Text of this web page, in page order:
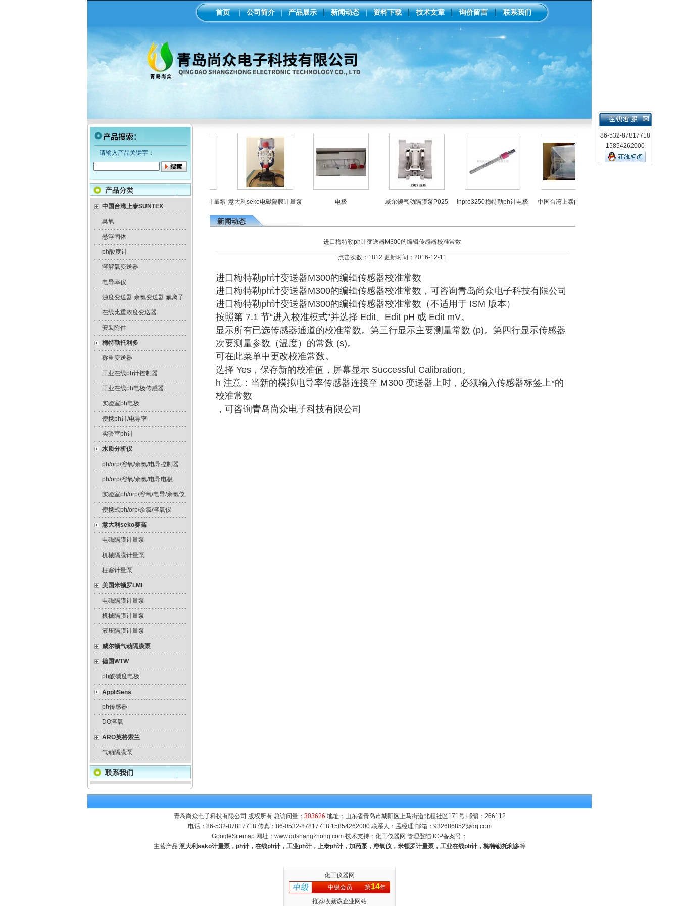
首页 公司简介 产品展示 新闻动态 资料下载 技术文章 询价留言 联系我们
请输入产品关键字：
产品分类
中国台湾上泰SUNTEX
臭氧
悬浮固体
ph酸度计
溶解氧变送器
电导率仪
浊度变送器 余氯变送器 氟离子
在线比重浓度变送器
安装附件
梅特勒托利多
称重变送器
工业在线ph计控制器
工业在线ph电极传感器
实验室ph电极
便携ph计/电导率
实验室ph计
水质分析仪
ph/orp/溶氧/余氯/电导控制器
ph/orp/溶氧/余氯/电导电极
实验室ph/orp/溶氧/电导/余氯仪
便携式ph/orp/余氯/溶氧仪
意大利seko赛高
电磁隔膜计量泵
机械隔膜计量泵
柱塞计量泵
美国米顿罗LMI
电磁隔膜计量泵
机械隔膜计量泵
液压隔膜计量泵
威尔顿气动隔膜泵
德国WTW
ph酸碱度电极
AppliSens
ph传感器
DO溶氧
ARO英格索兰
气动隔膜泵
联系我们
工业在线ph/orp计变送器 美国米顿罗机械隔膜计量泵 意大利seko电磁隔膜计量泵 电极 威尔顿气动隔膜泵P025 inpro3250梅特勒ph计电极 中国台湾上泰ph控制器
新闻动态
进口梅特勒ph计变送器M300的编辑传感器校准常数
点击次数：1812 更新时间：2016-12-11
进口梅特勒ph计变送器M300的编辑传感器校准常数
进口梅特勒ph计变送器M300的编辑传感器校准常数，可咨询青岛尚众电子科技有限公司
进口梅特勒ph计变送器M300的编辑传感器校准常数（不适用于 ISM 版本）
按照第 7.1 节“进入校准模式”并选择 Edit、Edit pH 或 Edit mV。
显示所有已选传感器通道的校准常数。第三行显示主要测量常数 (p)。第四行显示传感器
次要测量参数（温度）的常数 (s)。
可在此菜单中更改校准常数。
选择 Yes，保存新的校准值，屏幕显示 Successful Calibration。
h 注意：当新的模拟电导率传感器连接至 M300 变送器上时，必须输入传感器标签上*的
校准常数
，可咨询青岛尚众电子科技有限公司
青岛尚众电子科技有限公司 版权所有 总访问量： 303626 地址：山东省青岛市城阳区上马街道北程社区171号 邮编：266112
电话：86-532-87817718 传真：86-0532-87817718 15854262000 联系人：孟经理 邮箱： 932686852@qq.com
GoogleSitemap 网址： www.qdshangzhong.com 技术支持： 化工仪器网 管理登陆 ICP备案号：
主营产品:意大利seko计量泵，ph计，在线ph计，工业ph计，上泰ph计，加药泵，溶氧仪，米顿罗计量泵，工业在线ph计，梅特勒托利多等
86-532-87817718
15854262000
化工仪器网
中级会员
第14年
推荐收藏该企业网站